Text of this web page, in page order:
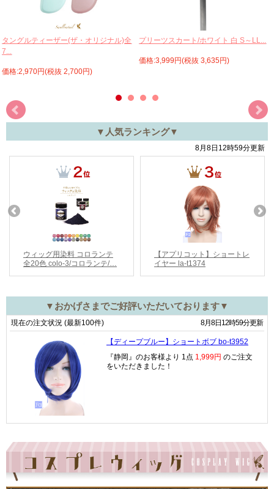
タングルティーザー(ザ・オリジナル)全
7...
価格:2,970円(税抜 2,700円)
プリーツスカート/ホワイト 白 S～LL...
価格:3,999円(税抜 3,635円)
▼人気ランキング▼
▼おかげさまでご好評いただいております▼